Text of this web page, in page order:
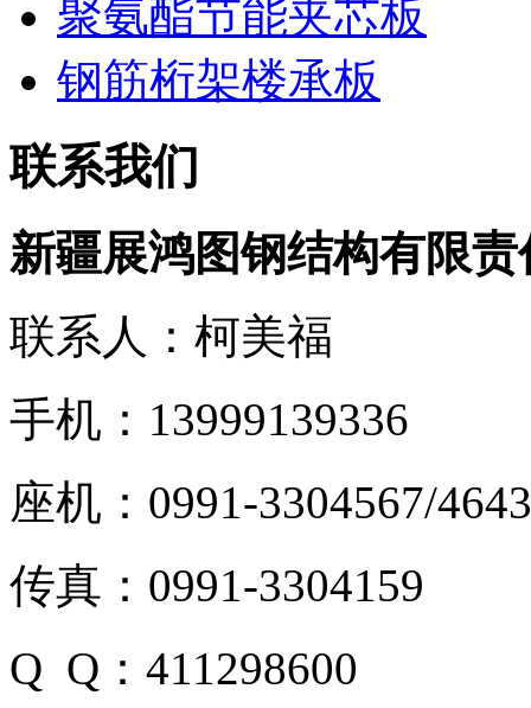
聚氨酯节能夹芯板
钢筋桁架楼承板
联系我们
新疆展鸿图钢结构有限责
联系人：柯美福
手机：13999139336
座机：0991-3304567/
传真：0991-3304159
Q Q：411298600